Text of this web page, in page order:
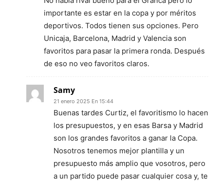
importante es estar en la copa y por méritos
deportivos. Todos tienen sus opciones. Pero
Unicaja, Barcelona, Madrid y Valencia son
favoritos para pasar la primera ronda. Después
de eso no veo favoritos claros.
Samy
21 enero 2025 En 15:44
Buenas tardes Curtiz, el favoritismo lo hacen
los presupuestos, y en esas Barsa y Madrid
son los grandes favoritos a ganar la Copa.
Nosotros tenemos mejor plantilla y un
presupuesto más amplio que vosotros, pero
a un partido puede pasar cualquier cosa y, te